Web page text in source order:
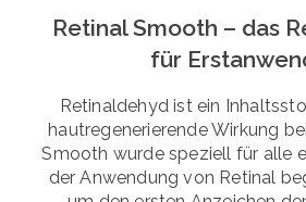
Retinal Smooth – das
für
Retinaldehyd ist ein
hautregenerierende Wirkung
Smooth wurde speziell für alle
der Anwendung von Retinal